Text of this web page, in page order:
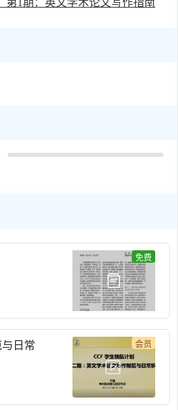
常见问题及改进方法，分享论文
训和心路历程，希望对同学们有
第1期：英文学术论文写作指南
免费
日常
会员